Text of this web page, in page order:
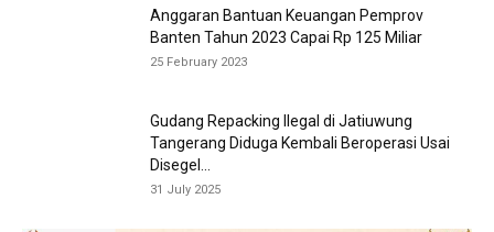
Anggaran Bantuan Keuangan Pemprov
Banten Tahun 2023 Capai Rp 125 Miliar
25 February 2023
Gudang Repacking Ilegal di Jatiuwung
Tangerang Diduga Kembali Beroperasi Usai
Disegel...
31 July 2025